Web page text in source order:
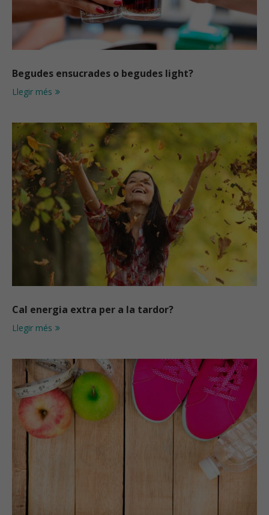
Begudes ensucrades o begudes light?
Llegir més
Cal energia extra per a la tardor?
Llegir més